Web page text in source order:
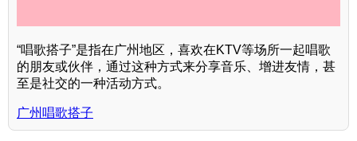
“唱歌搭子”是指在广州地区，喜欢在KTV等场所一起唱歌
的朋友或伙伴，通过这种方式来分享音乐、增进友情，甚
至是社交的一种活动方式。
广州唱歌搭子